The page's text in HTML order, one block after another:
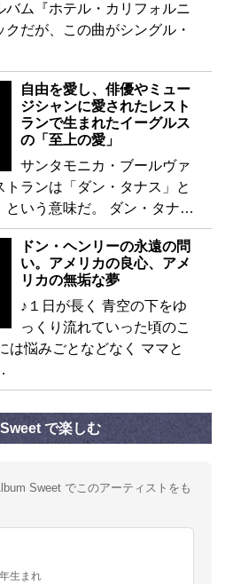
バム『ホテル・カリフォルニ
だが、この曲がシングル・
自由を愛し、俳優やミュー
ジシャンに愛されたレスト
ランで生まれたイーグルス
の「至上の愛」
サンタモニカ・ブールヴァ
ランは「ダン・タナス」と
という意味だ。 ダン・タナ…
ドン・ヘンリーの永遠の問
い。アメリカの良心、アメ
リカの無垢な夢
♪１日が長く 青空の下をゆ
っくり流れていった頃のこ
は悩みごとなどなく ママと
で楽しむ
Sweet でこのアーティストをも
生まれ